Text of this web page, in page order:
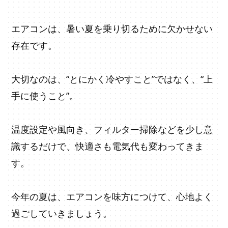
エアコンは、暑い夏を乗り切るために欠かせない
存在です。
大切なのは、“とにかく冷やすこと”ではなく、“上
手に使うこと”。
温度設定や風向き、フィルター掃除などを少し意
識するだけで、快適さも電気代も変わってきま
す。
今年の夏は、エアコンを味方につけて、心地よく
過ごしていきましょう。